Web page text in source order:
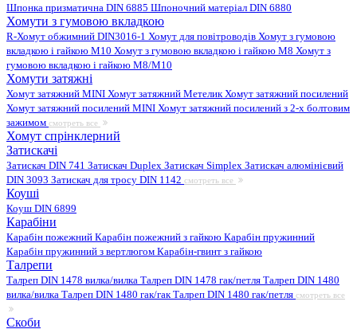
Шпонка призматична DIN 6885 Шпоночний матеріал DIN 6880
Хомути з гумовою вкладкою
R-Хомут обжимний DIN3016-1 Хомут для повітроводів Хомут з гумовою
вкладкою і гайкою M10 Хомут з гумовою вкладкою і гайкою M8 Хомут з
гумовою вкладкою і гайкою М8/M10
Хомути затяжні
Хомут затяжний MINI Хомут затяжний МетеликХомут затяжний посилений
Хомут затяжний посилений MINI Хомут затяжний посилений з 2-х болтовим
зажимом смотреть все
Хомут спрінклерний
Затискачі
Затискач DIN 741 Затискач Duplex Затискач Simplex Затискач алюмінієвий
DIN 3093 Затискач для тросу DIN 1142 смотреть все
Коуші
Коуш DIN 6899
Карабіни
Карабін пожежний Карабін пожежний з гайкою Карабін пружинний
Карабін пружинний з вертлюгом Карабін-гвинт з гайкою
Талрепи
Талреп DIN 1478 вилка/вилка Талреп DIN 1478 гак/петля Талреп DIN 1480
вилка/вилка Талреп DIN 1480 гак/гакТалреп DIN 1480 гак/петля смотреть все
Скоби